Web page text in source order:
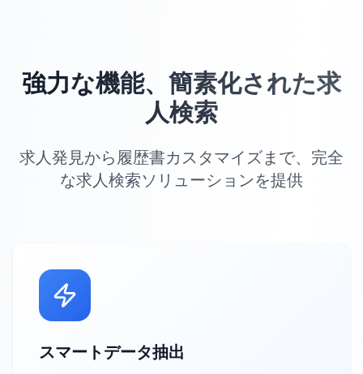
強力な機能、簡素化された求
人検索
求人発見から履歴書カスタマイズまで、完全
な求人検索ソリューションを提供
スマートデータ抽出